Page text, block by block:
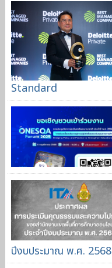
Standard
ปีงบประมาณ พ.ศ. 2568